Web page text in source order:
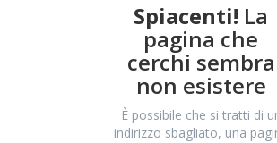
Spiacenti! La
pagina che
cerchi sembra
non esistere
È possibile che si tratti di
indirizzo sbagliato, una